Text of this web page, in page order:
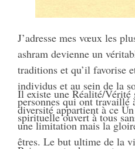
J’adresse mes vœux les
ashram devienne un
traditions et qu’il favorise
individus et au sein de la
personnes qui ont travaillé
spirituelle ouvert à tous
Il existe une Réalité/Vérité
diversité appartient à ce
une limitation mais la
êtres. Le but ultime de la